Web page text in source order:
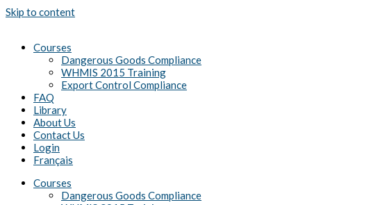
Skip to content
Courses
Dangerous Goods Compliance
WHMIS 2015 Training
Export Control Compliance
FAQ
Library
About Us
Contact Us
Login
Français
Courses
Dangerous Goods Compliance